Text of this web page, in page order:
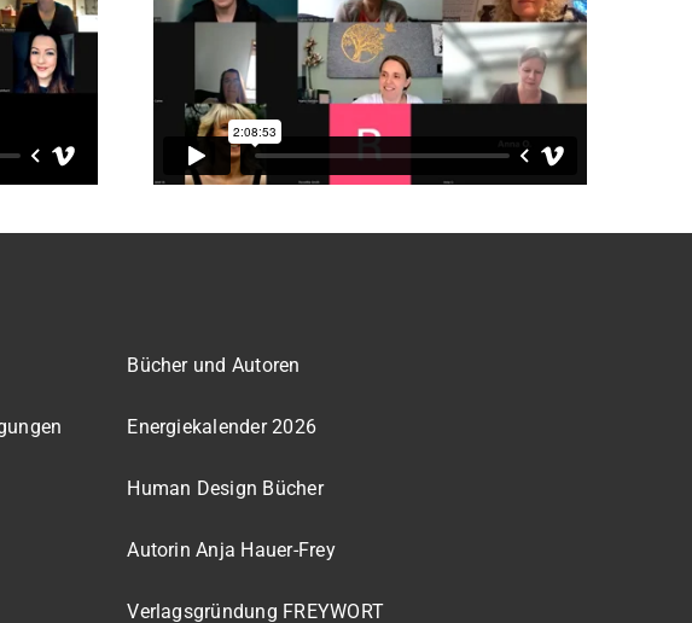
Bücher und Autoren
Energiekalender 2026
Human Design Bücher
Autorin Anja Hauer-Frey
Verlagsgründung FREYWORT